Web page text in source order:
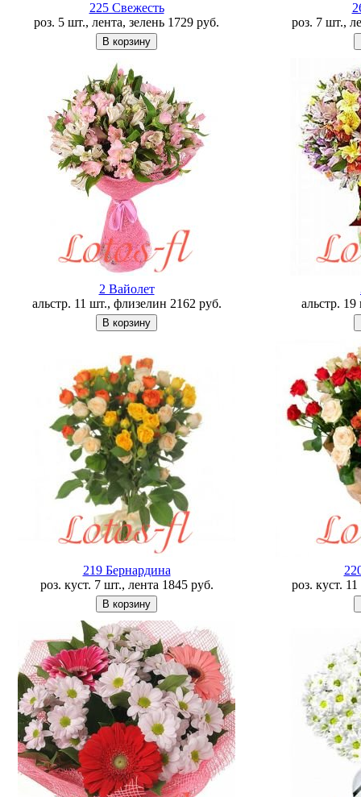
225 Свежесть
роз. 5 шт., лента, зелень 1729 руб.
роз. 7 шт.,
2 Вайолет
альстр. 11 шт., флизелин 2162 руб.
альстр.
219 Бернардина
роз. куст. 7 шт., лента 1845 руб.
роз. куст.